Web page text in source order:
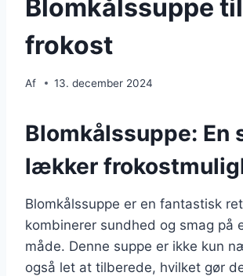
Blomkålssuppe til
frokost
Af 13. december 2024
Blomkålssuppe: En
lækker
Blomkålssuppe er en fantastisk
kombinerer sundhed og smag på
måde. Denne suppe er ikke kun
også let at tilberede, hvilket gør